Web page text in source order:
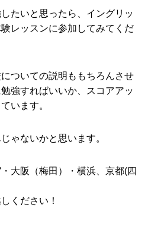
たいと思ったら、イングリッ
レッスンに参加してみてくだ
ついての説明ももちろんさせ
強すればいいか、スコアアッ
います。
ゃないかと思います。
大阪（梅田）・横浜、京都(四
ください！